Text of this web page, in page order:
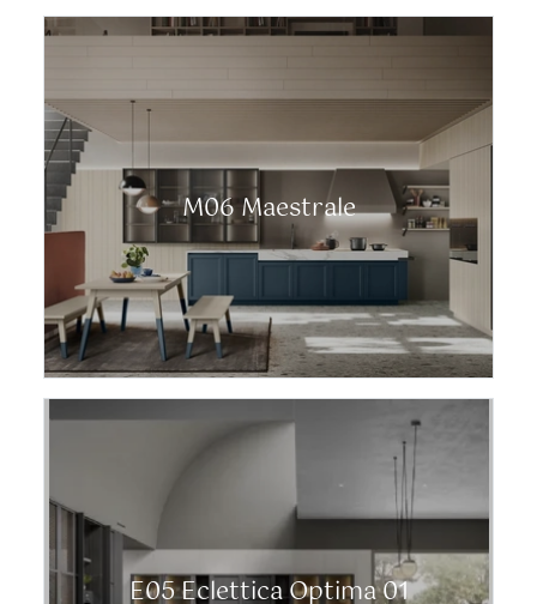
M06 Maestrale
E05 Eclettica Optima 01